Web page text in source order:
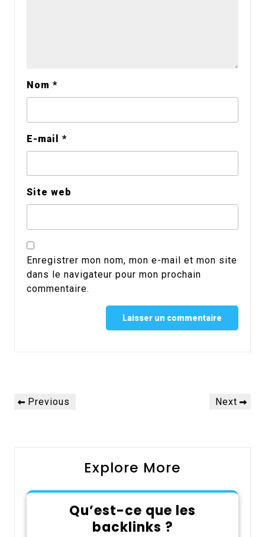
Nom *
E-mail *
Site web
Enregistrer mon nom, mon e-mail et mon site
dans le navigateur pour mon prochain
commentaire.
Navigation
dePrevious
Previous
Next
Next
Explore More
Qu’est-ce que les
backlinks ?